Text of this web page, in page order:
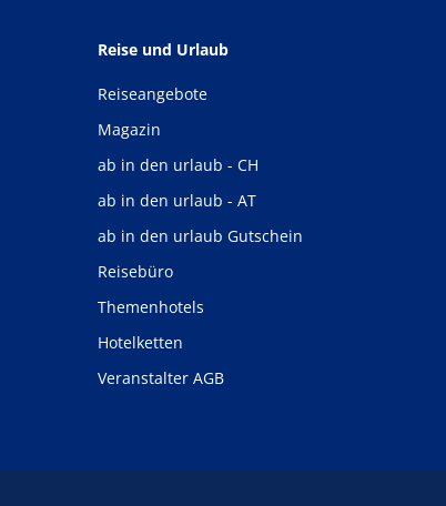
Reise und Urlaub
Reiseangebote
Magazin
ab in den urlaub - CH
ab in den urlaub - AT
ab in den urlaub Gutschein
Reisebüro
Themenhotels
Hotelketten
Veranstalter AGB